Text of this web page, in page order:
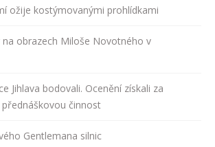
ožije kostýmovanými prohlídkami
na obrazech Miloše Novotného v
Jihlava bodovali. Ocenění získali za
činnost
Gentlemana silnic